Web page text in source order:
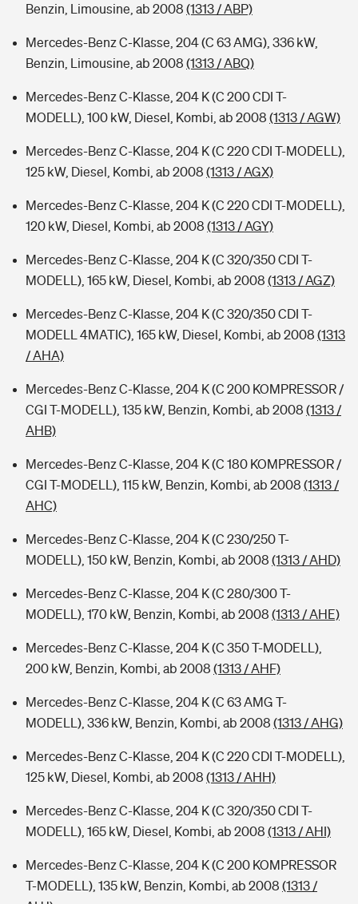
Benzin, Limousine, ab 2008 (1313 / ABP)
Mercedes-Benz C-Klasse, 204 (C 63 AMG), 336 kW,
Benzin, Limousine, ab 2008 (1313 / ABQ)
Mercedes-Benz C-Klasse, 204 K (C 200 CDI T-
MODELL), 100 kW, Diesel, Kombi, ab 2008 (1313 / AGW)
Mercedes-Benz C-Klasse, 204 K (C 220 CDI T-MODELL),
125 kW, Diesel, Kombi, ab 2008 (1313 / AGX)
Mercedes-Benz C-Klasse, 204 K (C 220 CDI T-MODELL),
120 kW, Diesel, Kombi, ab 2008 (1313 / AGY)
Mercedes-Benz C-Klasse, 204 K (C 320/350 CDI T-
MODELL), 165 kW, Diesel, Kombi, ab 2008 (1313 / AGZ)
Mercedes-Benz C-Klasse, 204 K (C 320/350 CDI T-
MODELL 4MATIC), 165 kW, Diesel, Kombi, ab 2008 (1313
/ AHA)
Mercedes-Benz C-Klasse, 204 K (C 200 KOMPRESSOR /
CGI T-MODELL), 135 kW, Benzin, Kombi, ab 2008 (1313 /
AHB)
Mercedes-Benz C-Klasse, 204 K (C 180 KOMPRESSOR /
CGI T-MODELL), 115 kW, Benzin, Kombi, ab 2008 (1313 /
AHC)
Mercedes-Benz C-Klasse, 204 K (C 230/250 T-
MODELL), 150 kW, Benzin, Kombi, ab 2008 (1313 / AHD)
Mercedes-Benz C-Klasse, 204 K (C 280/300 T-
MODELL), 170 kW, Benzin, Kombi, ab 2008 (1313 / AHE)
Mercedes-Benz C-Klasse, 204 K (C 350 T-MODELL),
200 kW, Benzin, Kombi, ab 2008 (1313 / AHF)
Mercedes-Benz C-Klasse, 204 K (C 63 AMG T-
MODELL), 336 kW, Benzin, Kombi, ab 2008 (1313 / AHG)
Mercedes-Benz C-Klasse, 204 K (C 220 CDI T-MODELL),
125 kW, Diesel, Kombi, ab 2008 (1313 / AHH)
Mercedes-Benz C-Klasse, 204 K (C 320/350 CDI T-
MODELL), 165 kW, Diesel, Kombi, ab 2008 (1313 / AHI)
Mercedes-Benz C-Klasse, 204 K (C 200 KOMPRESSOR
T-MODELL), 135 kW, Benzin, Kombi, ab 2008 (1313 /